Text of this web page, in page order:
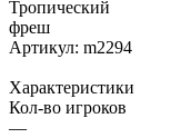
Артикул: m2294
Характеристики
Кол-во игроков
—